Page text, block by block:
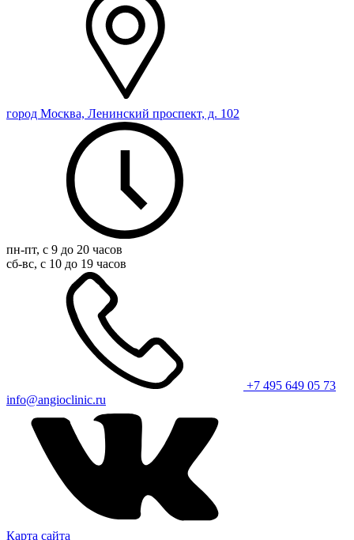
город Москва, Ленинский проспект, д. 102
пн-пт, с 9 до 20 часов
сб-вс, с 10 до 19 часов
+7 495 649 05 73
info@angioclinic.ru
Карта сайта